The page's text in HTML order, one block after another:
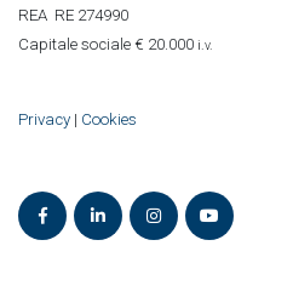
REA RE 274990
Capitale sociale € 20.000 i.v.
Privacy | Cookies